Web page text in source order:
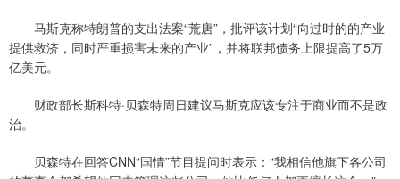
马斯克称特朗普的支出法案“荒唐”，批评该计划“向过时的的产业
提供救济，同时严重损害未来的产业”，并将联邦债务上限提高了5万
亿美元。
财政部长斯科特·贝森特周日建议马斯克应该专注于商业而不是政
治。
贝森特在回答CNN“国情”节目提问时表示：“我相信他旗下各公司